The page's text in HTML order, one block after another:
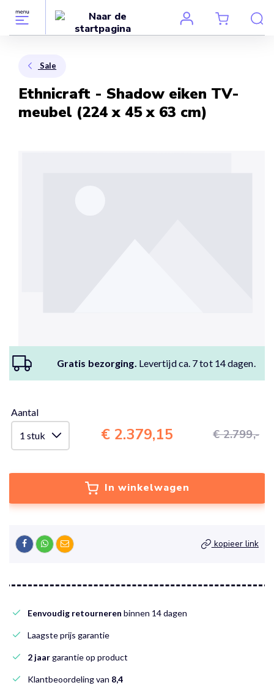
Sale
Ethnicraft - Shadow eiken TV-
meubel (224 x 45 x 63 cm)
Gratis bezorging. Levertijd ca. 7 tot 14 dagen.
Aantal
€ 2.799,-
€ 2.379,15
In winkelwagen
kopieer link
Eenvoudig retourneren binnen 14 dagen
Laagste prijs garantie
2 jaargarantie op product
Klantbeoordeling van 8,4